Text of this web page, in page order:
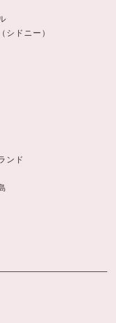
シドニー）
ンド